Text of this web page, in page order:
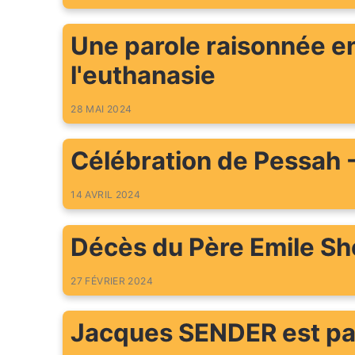
Une parole raisonnée
l'euthanasie
28 MAI 2024
Célébration de Pessah
14 AVRIL 2024
Décès du Père Emile
27 FÉVRIER 2024
Jacques SENDER est